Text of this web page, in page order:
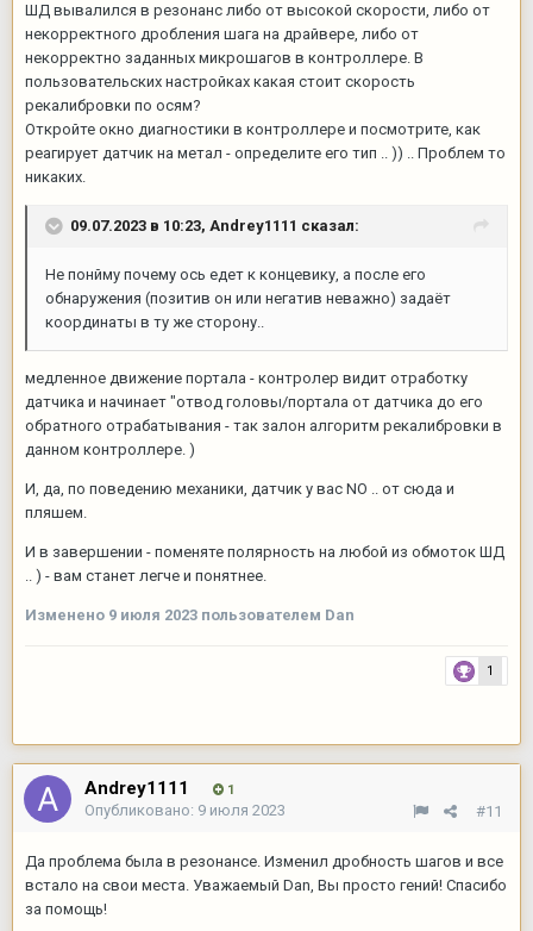
ШД вывалился в резонанс либо от высокой скорости, либо от
некорректного дробления шага на драйвере, либо от
некорректно заданных микрошагов в контроллере. В
пользовательских настройках какая стоит скорость
рекалибровки по осям?
Откройте окно диагностики в контроллере и посмотрите, как
реагирует датчик на метал - определите его тип .. )) .. Проблем то
никаких.
09.07.2023 в 10:23, Andrey1111 сказал:
Не понйму почему ось едет к концевику, а после его
обнаружения (позитив он или негатив неважно) задаёт
координаты в ту же сторону..
медленное движение портала - контролер видит отработку
датчика и начинает "отвод головы/портала от датчика до его
обратного отрабатывания - так залон алгоритм рекалибровки в
данном контроллере. )
И, да, по поведению механики, датчик у вас NО .. от сюда и
пляшем.
И в завершении - поменяте полярность на любой из обмоток ШД
.. ) - вам станет легче и понятнее.
Изменено 9 июля 2023 пользователем Dan
1
Andrey1111 1
#11
Опубликовано: 9 июля 2023
Да проблема была в резонансе. Изменил дробность шагов и все
встало на свои места. Уважаемый Dan, Вы просто гений! Спасибо
за помощь!